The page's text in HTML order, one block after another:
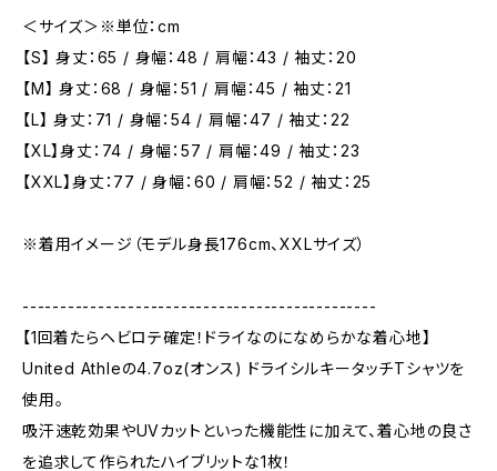
＜サイズ＞※単位：cm
【S】 身丈：65 / 身幅：48 / 肩幅：43 / 袖丈：20
【M】 身丈：68 / 身幅：51 / 肩幅：45 / 袖丈：21
【L】 身丈：71 / 身幅：54 / 肩幅：47 / 袖丈：22
【XL】身丈：74 / 身幅：57 / 肩幅：49 / 袖丈：23
【XXL】身丈：77 / 身幅：60 / 肩幅：52 / 袖丈：25
※着用イメージ（モデル身長176cm、XXLサイズ）
-----------------------------------------------
【1回着たらヘビロテ確定！ドライなのになめらかな着心地】
United Athleの4.7oz(オンス) ドライシルキータッチTシャツを
使用。
吸汗速乾効果やUVカットといった機能性に加えて、着心地の良さ
を追求して作られたハイブリットな1枚！